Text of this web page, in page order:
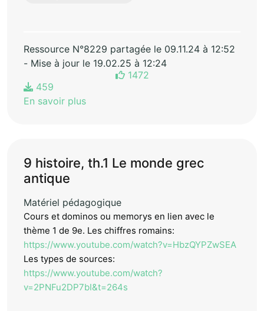
Ressource N°8229 partagée le 09.11.24 à 12:52
- Mise à jour le 19.02.25 à 12:24
1472
459
En savoir plus
9 histoire, th.1 Le monde grec
antique
Matériel pédagogique
Cours et dominos ou memorys en lien avec le
thème 1 de 9e. Les chiffres romains:
https://www.youtube.com/watch?v=HbzQYPZwSEA
Les types de sources:
https://www.youtube.com/watch?
v=2PNFu2DP7bI&t=264s